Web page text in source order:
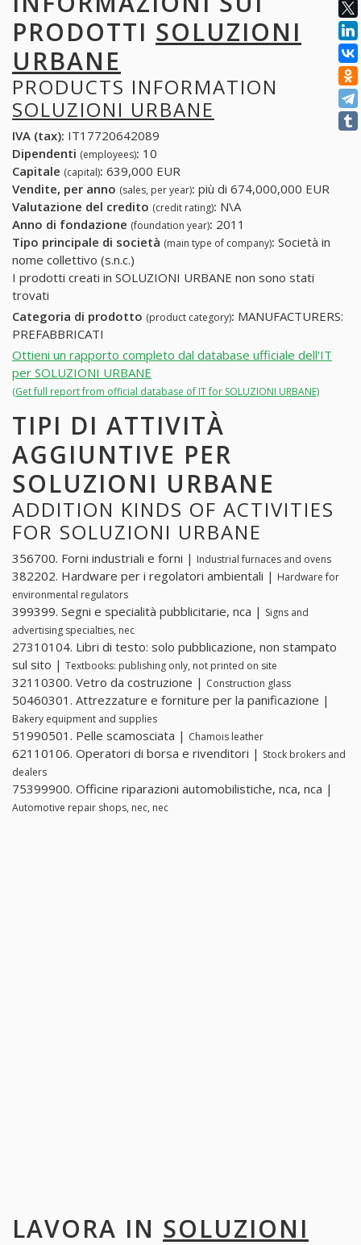
PRODOTTI SOLUZIONI
URBANE
PRODUCTS INFORMATION
SOLUZIONI URBANE
IVA (tax): IT17720642089
Dipendenti (employees): 10
Capitale (capital): 639,000 EUR
Vendite, per anno (sales, per year): più di 674,000,000 EUR
Valutazione del credito (credit rating): N\A
Anno di fondazione (foundation year): 2011
Tipo principale di società (main type of company): Società in
nome collettivo (s.n.c.)
I prodotti creati in SOLUZIONI URBANE non sono stati
trovati
Categoria di prodotto (product category): MANUFACTURERS:
PREFABBRICATI
Ottieni un rapporto completo dal database ufficiale dell'IT
per SOLUZIONI URBANE
(Get full report from official database of IT for SOLUZIONI URBANE)
TIPI DI ATTIVITÀ
AGGIUNTIVE PER
SOLUZIONI URBANE
ADDITION KINDS OF ACTIVITIES
FOR SOLUZIONI URBANE
356700. Forni industriali e forni | Industrial furnaces and ovens
382202. Hardware per i regolatori ambientali | Hardware for
environmental regulators
399399. Segni e specialità pubblicitarie, nca | Signs and
advertising specialties, nec
27310104. Libri di testo: solo pubblicazione, non stampato
sul sito | Textbooks: publishing only, not printed on site
32110300. Vetro da costruzione | Construction glass
50460301. Attrezzature e forniture per la panificazione |
Bakery equipment and supplies
51990501. Pelle scamosciata | Chamois leather
62110106. Operatori di borsa e rivenditori | Stock brokers and
dealers
75399900. Officine riparazioni automobilistiche, nca, nca |
Automotive repair shops, nec, nec
LAVORA IN SOLUZIONI